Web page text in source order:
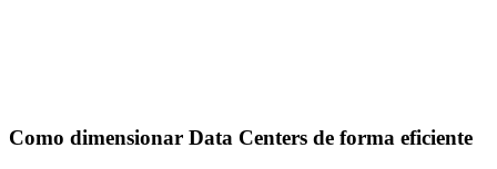
Como dimensionar Data Centers de forma eficiente